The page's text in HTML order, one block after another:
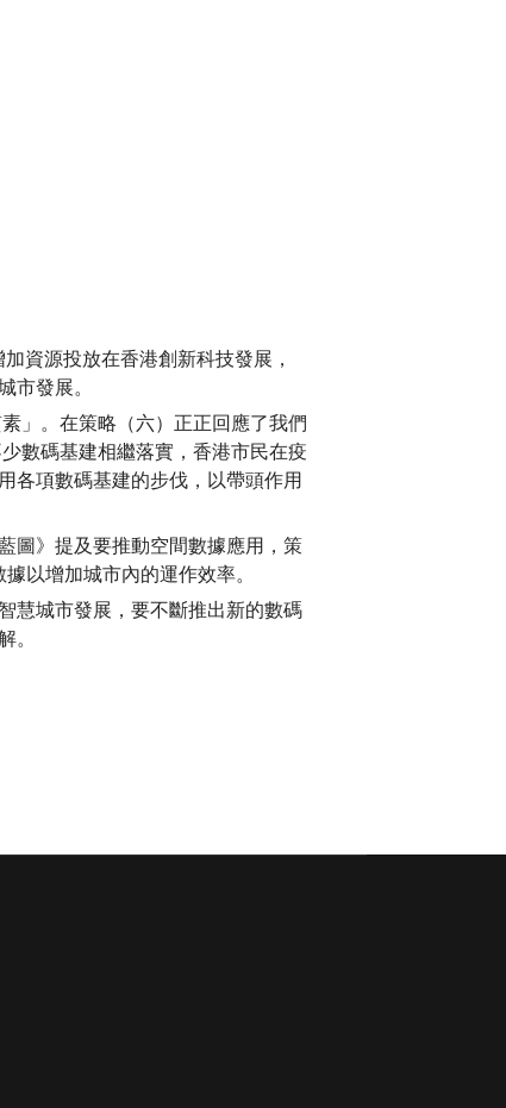
資源投放在香港創新科技發展，
發展。
」。在策略（六）正正回應了我們
數碼基建相繼落實，香港市民在疫
各項數碼基建的步伐，以帶頭作用
圖》提及要推動空間數據應用，策
以增加城市內的運作效率。
慧城市發展，要不斷推出新的數碼